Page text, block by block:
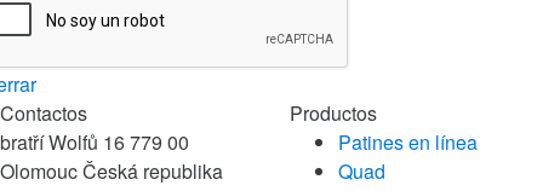
Contactos
bratří Wolfů 16779 00
OlomoucČeská republika
Productos
Patines en línea
Quad